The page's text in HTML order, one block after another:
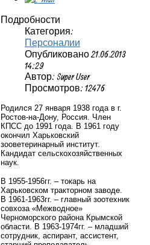
Подробности
Категория:
Персоналии
Опубликовано 21.06.2013
14:29
Автор: Super User
Просмотров: 12476
Родился 27 января 1938 года в г.
Ростов-на-Дону, Россия. Член
КПСС до 1991 года. В 1961 году
окончил Харьковский
зооветеринарный институт.
Кандидат сельскохозяйственных
наук.
В 1955-1956гг. – токарь на
Харьковском тракторном заводе.
В 1961-1963гг. – главный зоотехник
совхоза «Межводное»
Черноморского района Крымской
области. В 1963-1974гг. – младший
сотрудник, аспирант, ассистент,